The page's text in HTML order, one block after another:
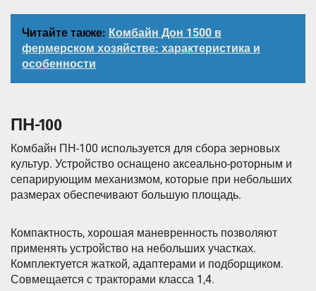
Читайте также: Комбайн Дон 1500 в
фермерском хозяйстве: характеристика и
особенности
ПН-100
Комбайн ПН-100 используется для сбора зерновых
культур. Устройство оснащено аксеально-роторным и
сепарирующим механизмом, которые при небольших
размерах обеспечивают большую площадь.
Компактность, хорошая маневренность позволяют
применять устройство на небольших участках.
Комплектуется жаткой, адаптерами и подборщиком.
Совмещается с тракторами класса 1,4.